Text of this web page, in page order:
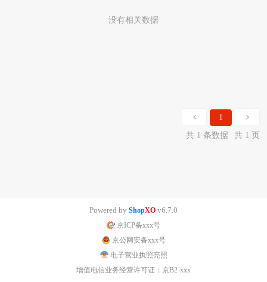
没有相关数据
1
共 1 条数据
共 1 页
Powered by ShopXO v6.7.0
京ICP备xxx号
京公网安备xxx号
电子营业执照亮照
增值电信业务经营许可证：京B2-xxx